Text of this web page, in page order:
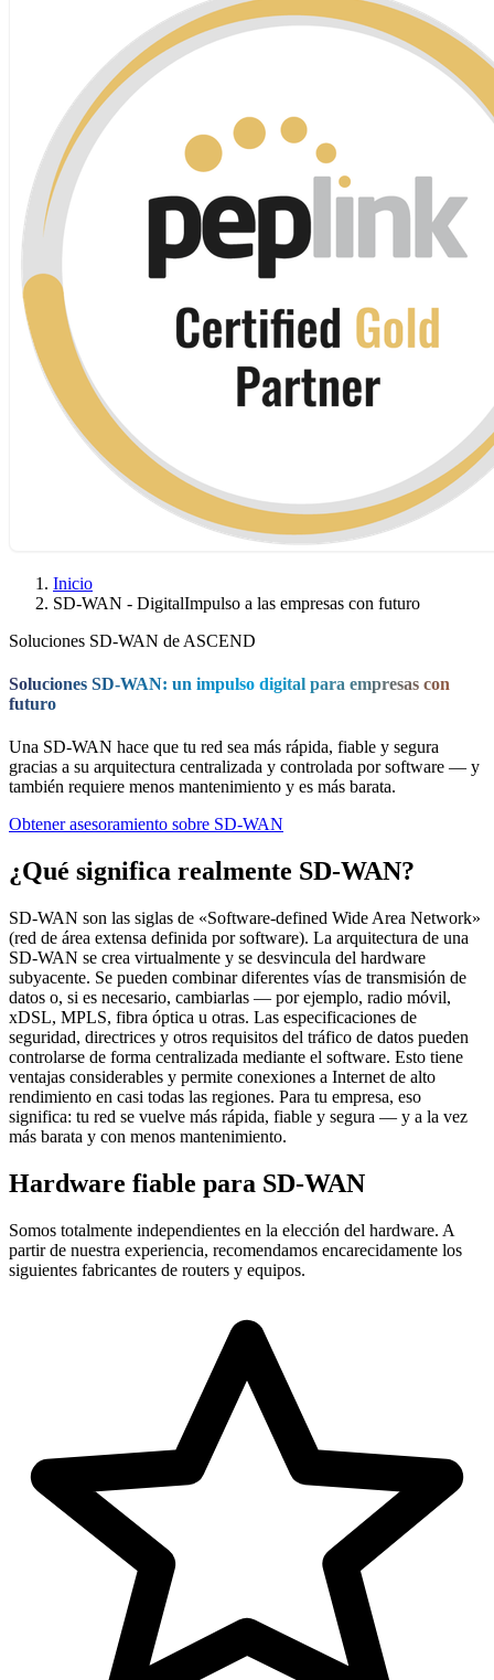
Inicio
SD-WAN - DigitalImpulso a las empresas con futuro
Soluciones SD-WAN de ASCEND
Soluciones SD-WAN: un impulso digital para empresas con
futuro
Una SD-WAN hace que tu red sea más rápida, fiable y segura
gracias a su arquitectura centralizada y controlada por software — y
también requiere menos mantenimiento y es más barata.
Obtener asesoramiento sobre SD-WAN
¿Qué significa realmente SD-WAN?
SD-WAN son las siglas de «Software-defined Wide Area Network»
(red de área extensa definida por software). La arquitectura de una
SD-WAN se crea virtualmente y se desvincula del hardware
subyacente. Se pueden combinar diferentes vías de transmisión de
datos o, si es necesario, cambiarlas — por ejemplo, radio móvil,
xDSL, MPLS, fibra óptica u otras. Las especificaciones de
seguridad, directrices y otros requisitos del tráfico de datos pueden
controlarse de forma centralizada mediante el software. Esto tiene
ventajas considerables y permite conexiones a Internet de alto
rendimiento en casi todas las regiones. Para tu empresa, eso
significa: tu red se vuelve más rápida, fiable y segura — y a la vez
más barata y con menos mantenimiento.
Hardware fiable para SD-WAN
Somos totalmente independientes en la elección del hardware. A
partir de nuestra experiencia, recomendamos encarecidamente los
siguientes fabricantes de routers y equipos.